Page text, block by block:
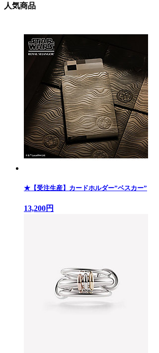
人気商品
★【受注生産】カードホルダー”ベスカー”
13,200円